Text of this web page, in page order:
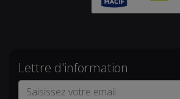
Lettre d'information